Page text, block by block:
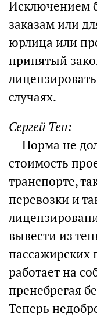
Исключением
заказам или
юрлица или
принятый
случаях.
Сергей Тен:
— Норма не
стоимость
транспорте,
перевозки и
вывести из
пассажирских
работает на
пренебрегая
Теперь